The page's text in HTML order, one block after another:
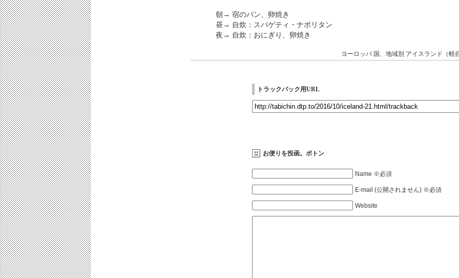
朝→ 宿のパン、卵焼き
昼→ 自炊：スパゲティ・ナポリタン
夜→ 自炊：おにぎり、卵焼き
ヨーロッパ 国、地域別 アイスランド（軽
トラックバック用URL
お便りを投函。ポトン
Name ※必須
E-mail (公開されません) ※必須
Website